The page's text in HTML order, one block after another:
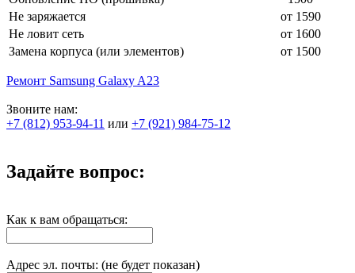
Не заряжается
от 1590
Не ловит сеть
от 1600
Замена корпуса (или элементов)
от 1500
Ремонт Samsung Galaxy A23
Звоните нам:
+7 (812) 953-94-11 или +7 (921) 984-75-12
Задайте вопрос:
Как к вам обращаться:
Адрес эл. почты: (не будет показан)